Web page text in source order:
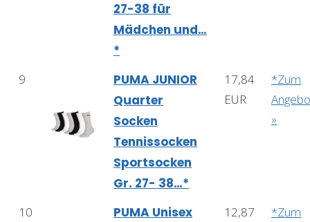
27-38 für
Mädchen und…
*
9
PUMA JUNIOR
Quarter
Socken
Tennissocken
Sportsocken
Gr. 27- 38…*
17,84
EUR
*Zum
»
10
PUMA Unisex
12,87
*Zum